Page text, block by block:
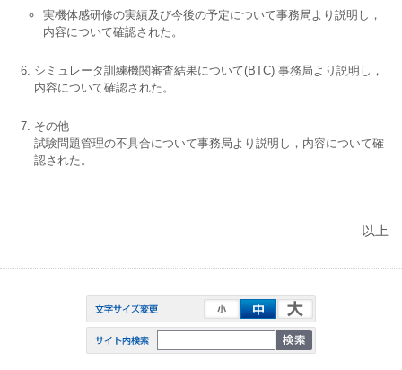
実機体感研修の実績及び今後の予定について事務局より説明し，
内容について確認された。
シミュレータ訓練機関審査結果について(BTC) 事務局より説明し，
内容について確認された。
その他
試験問題管理の不具合について事務局より説明し，内容について確
認された。
以上